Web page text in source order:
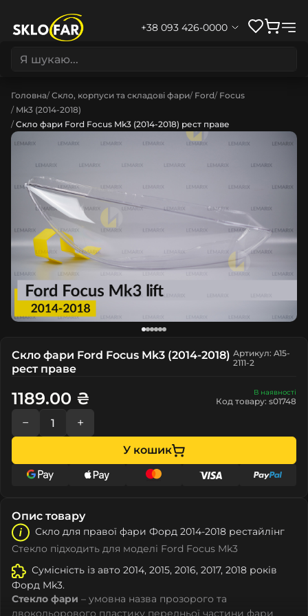
+38 093 426-0000
Головна Скло, корпуси та складові фари Ford Focus
Mk3 (2014-2018)
Скло фари Ford Focus Mk3 (2014-2018) рест праве
Скло фари Ford Focus Mk3 (2014-2018)
рест праве
Артикул: A15-
2111-2
В наявності
Код товару: s01748
1189.00 ₴
− +
У кошик
Опис товару
Скло для правої фари Форд 2014-2018 рестайлінг
Стекло підходить для моделі Ford Focus Mk3
Сумісність із авто 2014, 2015, 2016, 2017, 2018 років
Форд Mk3.
Стекло фари – умовна назва прозорого та
двокольорового пластику передньої частини фари